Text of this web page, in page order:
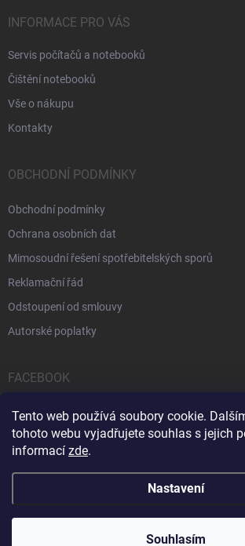
Tento web používá soubory cookie.
tohoto webu vyjadřujete souhlas s jejich
informací zde.
Nastavení
Souhlasím
INFORMACE PRO VÁS
Servis počítačů a notebooků
Čištění notebooků
Vše o nákupu
Kontakty
OBCHODNÍ PODMÍNKY
Obchodní podmínky
Ochrana osobních dat
Mimosoudní řešení spotřebitelských sporů
Reklamační řád
Odstoupení od smlouvy
Autorské poplatky
FACEBOOK
Servis počítačů a notebooků Čištění
iPOPULAR.CZ . Všechna